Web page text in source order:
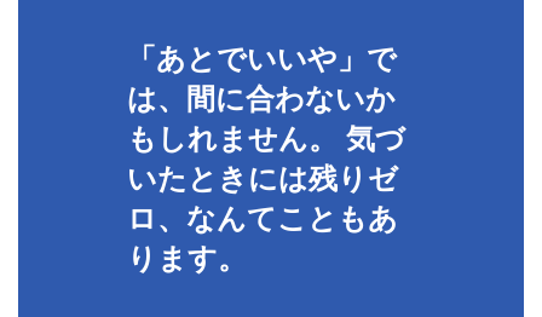
「あとでいいや」で
は、間に合わないか
もしれません。 気づ
いたときには残りゼ
ロ、なんてこともあ
ります。